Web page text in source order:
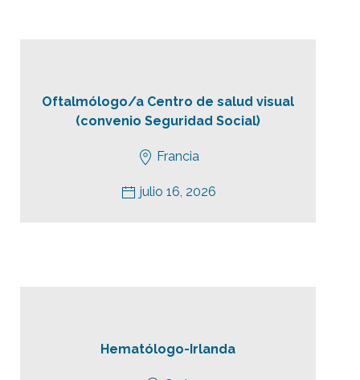
Oftalmólogo/a Centro de salud visual
(convenio Seguridad Social)
Francia
julio 16, 2026
Hematólogo-Irlanda